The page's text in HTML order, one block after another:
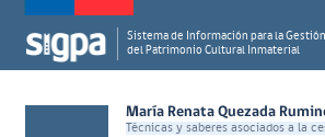
Sistema de Información para la Gestión
del Patrimonio Cultural Inmaterial
María Renata Quezada
Técnicas y saberes asociados a la